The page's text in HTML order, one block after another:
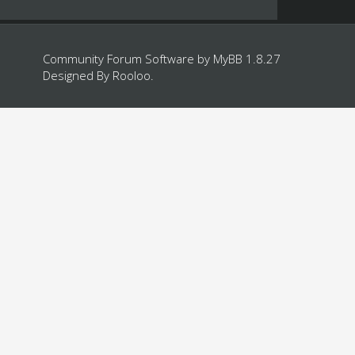
Community Forum Software by MyBB 1.8.27
Designed By Rooloo.